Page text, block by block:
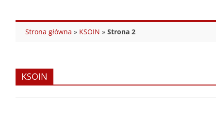
Strona główna » KSOIN » Strona 2
KSOIN